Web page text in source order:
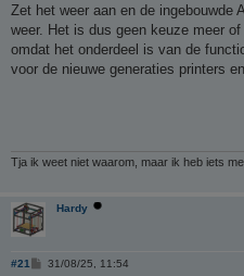
c
h
Zet het weer aan en de ingebouwde
weer. Het is dus geen keuze meer
omdat het onderdeel is van de
voor de nieuwe generaties printers
Tja ik weet niet waarom, maar ik heb iets
Hardy
#21
B31/08/25, 11:54